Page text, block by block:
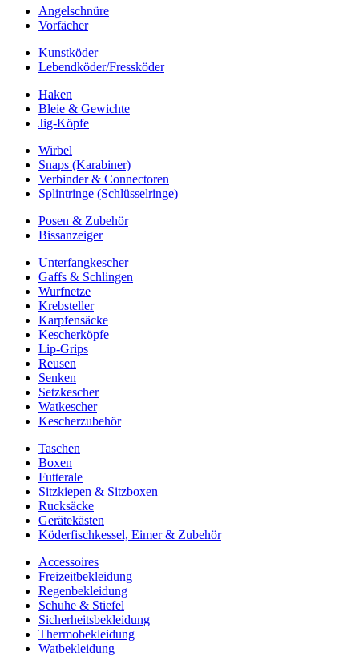
Angelschnüre
Vorfächer
Kunstköder
Lebendköder/Fressköder
Haken
Bleie & Gewichte
Jig-Köpfe
Wirbel
Snaps (Karabiner)
Verbinder & Connectoren
Splintringe (Schlüsselringe)
Posen & Zubehör
Bissanzeiger
Unterfangkescher
Gaffs & Schlingen
Wurfnetze
Krebsteller
Karpfensäcke
Kescherköpfe
Lip-Grips
Reusen
Senken
Setzkescher
Watkescher
Kescherzubehör
Taschen
Boxen
Futterale
Sitzkiepen & Sitzboxen
Rucksäcke
Gerätekästen
Köderfischkessel, Eimer & Zubehör
Accessoires
Freizeitbekleidung
Regenbekleidung
Schuhe & Stiefel
Sicherheitsbekleidung
Thermobekleidung
Watbekleidung